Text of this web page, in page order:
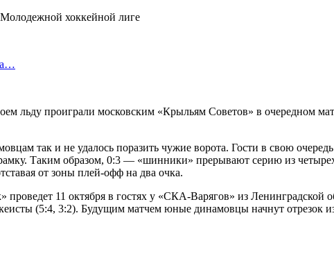
проиграли московским «Крыльям Советов» в очередном
так и не удалось поразить чужие ворота. Гости в свою
Таким образом, 0:3 — «шинники» прерывают серию из
от зоны плей-офф на два очка.
11 октября в гостях у «СКА-Варягов» из Ленинградской
(5:4, 3:2). Будущим матчем юные динамовцы начнут